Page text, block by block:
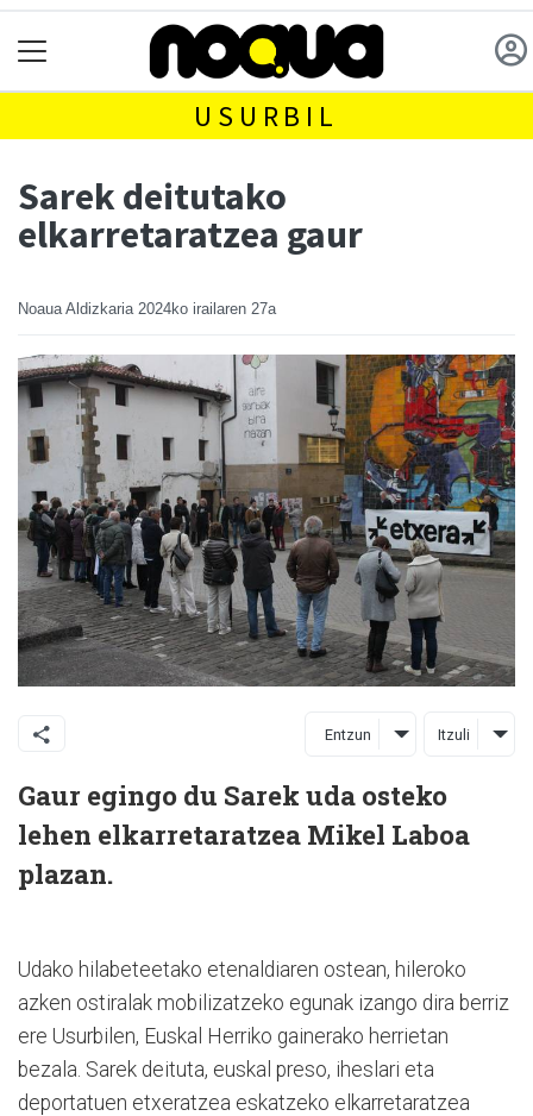
USURBIL
Sarek deitutako
elkarretaratzea gaur
Noaua Aldizkaria 2024ko irailaren 27a
Entzun Itzuli
Gaur egingo du Sarek uda osteko
lehen elkarretaratzea Mikel Laboa
plazan.
Udako hilabeteetako etenaldiaren ostean, hileroko
azken ostiralak mobilizatzeko egunak izango dira berriz
ere Usurbilen, Euskal Herriko gainerako herrietan
bezala. Sarek deituta, euskal preso, iheslari eta
deportatuen etxeratzea eskatzeko elkarretaratzea